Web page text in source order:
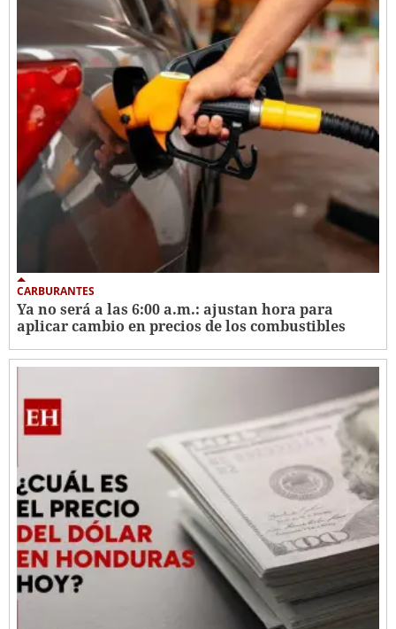
CARBURANTES
Ya no será a las 6:00 a.m.: ajustan hora para
aplicar cambio en precios de los combustibles